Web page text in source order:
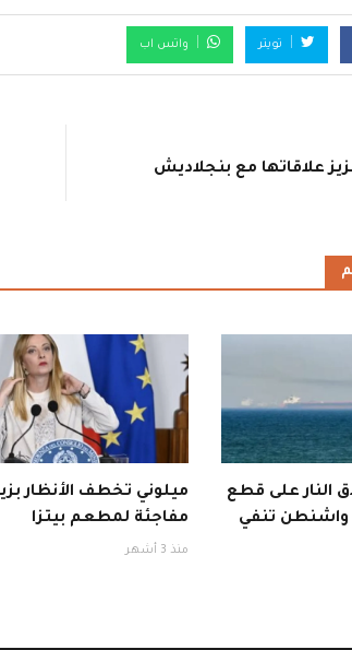
تويتر واتس اب
علاقاتها مع بنجلاديش
النار على قطع
واشنطن تنفي
ميلوني تخطف الأنظار
مفاجئة لمطعم بيتزا
منذ 3 أشهر